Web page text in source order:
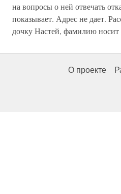
на вопросы о ней отвечать
показывает. Адрес не дает.
дочку Настей, фамилию носит
О проекте